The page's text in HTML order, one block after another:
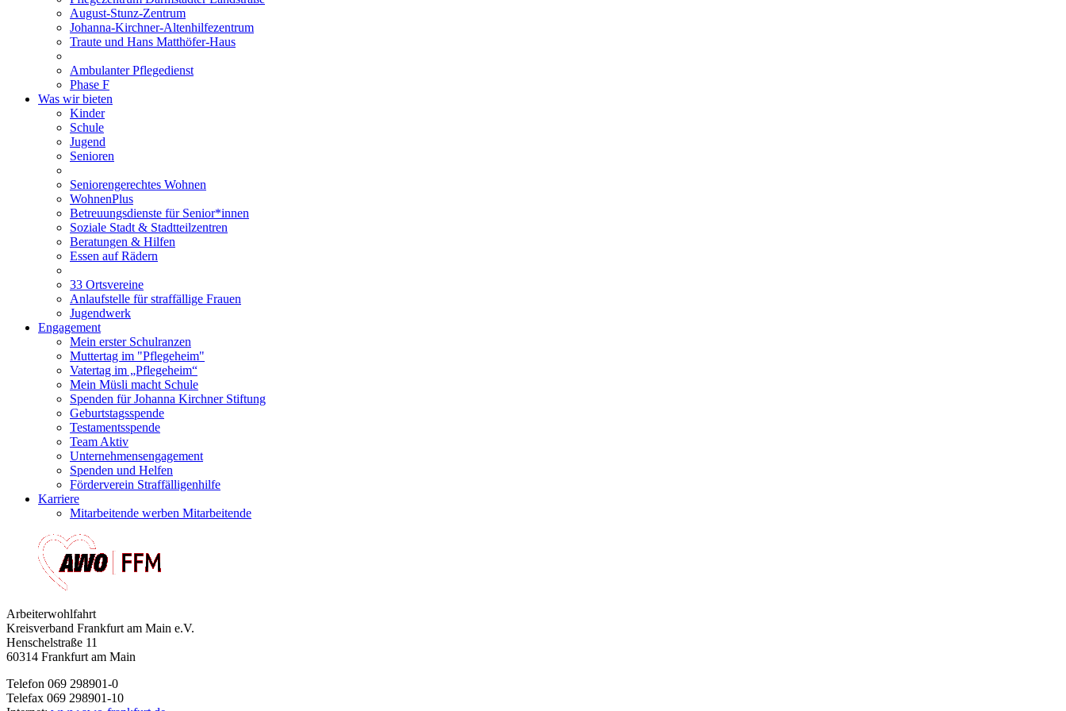
August-Stunz-Zentrum
Johanna-Kirchner-Altenhilfezentrum
Traute und Hans Matthöfer-Haus
Ambulanter Pflegedienst
Phase F
Was wir bieten
Kinder
Schule
Jugend
Senioren
Seniorengerechtes Wohnen
WohnenPlus
Betreuungsdienste für Senior*innen
Soziale Stadt & Stadtteilzentren
Beratungen & Hilfen
Essen auf Rädern
33 Ortsvereine
Anlaufstelle für straffällige Frauen
Jugendwerk
Engagement
Mein erster Schulranzen
Muttertag im "Pflegeheim"
Vatertag im „Pflegeheim“
Mein Müsli macht Schule
Spenden für Johanna Kirchner Stiftung
Geburtstagsspende
Testamentsspende
Team Aktiv
Unternehmensengagement
Spenden und Helfen
Förderverein Straffälligenhilfe
Karriere
Mitarbeitende werben Mitarbeitende
Arbeiterwohlfahrt
Kreisverband Frankfurt am Main e.V.
Henschelstraße 11
60314 Frankfurt am Main
Telefon 069 298901-0
Telefax 069 298901-10